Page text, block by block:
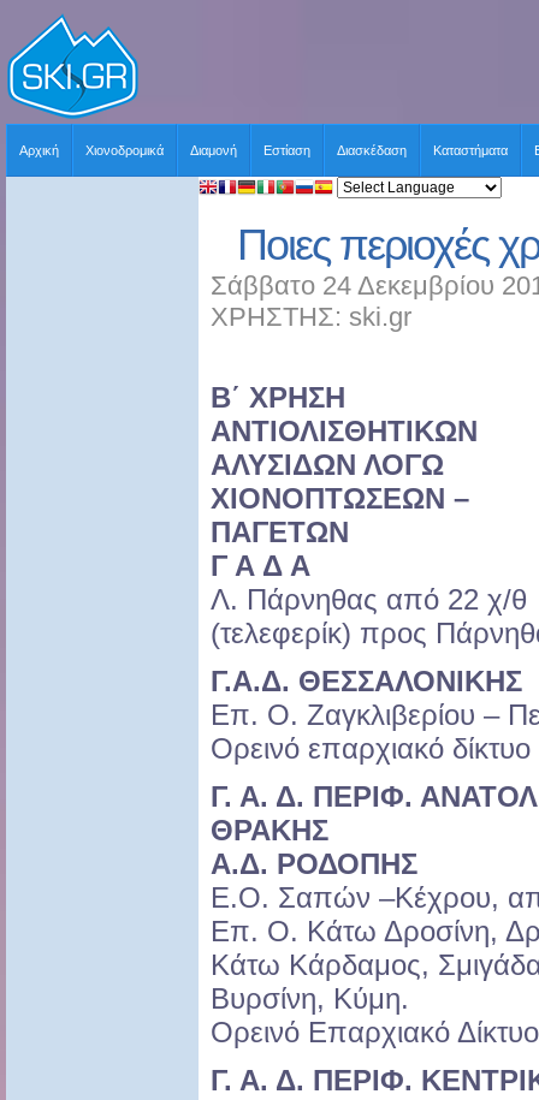
Αρχική Χιονοδρομικά Διαμονή Εστίαση Διασκέδαση Καταστήματα
Ποιες περιοχές
Σάββατο 24 Δεκεμβρίου
ΧΡΗΣΤΗΣ: ski.gr
Β΄ ΧΡΗΣΗ
ΑΝΤΙΟΛΙΣΘΗΤΙΚΩΝ
ΑΛΥΣΙΔΩΝ ΛΟΓΩ
ΧΙΟΝΟΠΤΩΣΕΩΝ –
ΠΑΓΕΤΩΝ
Γ Α Δ Α
Λ. Πάρνηθας από 22 χ/θ
(τελεφερίκ) προς
Γ.Α.Δ. ΘΕΣΣΑΛΟΝΙΚΗΣ
Επ. Ο. Ζαγκλιβερίου –
Ορεινό επαρχιακό
Γ. Α. Δ. ΠΕΡΙΦ.
ΘΡΑΚΗΣ
Α.Δ. ΡΟΔΟΠΗΣ
Ε.Ο. Σαπών –Κέχρου,
Επ. Ο. Κάτω Δροσίνη,
Κάτω Κάρδαμος,
Βυρσίνη, Κύμη.
Ορεινό Επαρχιακό
Γ. Α. Δ. ΠΕΡΙΦ.